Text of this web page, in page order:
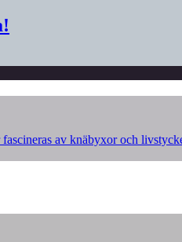
av knäbyxor och